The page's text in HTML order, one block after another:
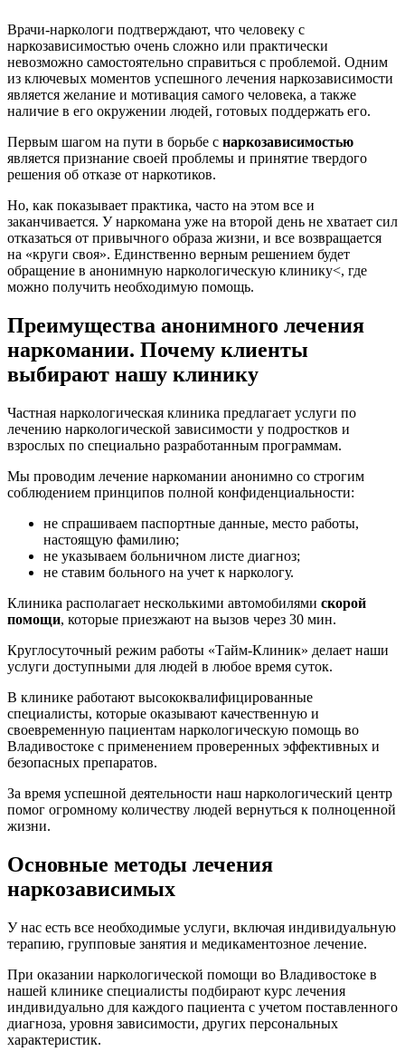
Врачи-наркологи подтверждают, что человеку с
наркозависимостью очень сложно или практически
невозможно самостоятельно справиться с проблемой. Одним
из ключевых моментов успешного лечения наркозависимости
является желание и мотивация самого человека, а также
наличие в его окружении людей, готовых поддержать его.
Первым шагом на пути в борьбе с наркозависимостью
является признание своей проблемы и принятие твердого
решения об отказе от наркотиков.
Но, как показывает практика, часто на этом все и
заканчивается. У наркомана уже на второй день не хватает сил
отказаться от привычного образа жизни, и все возвращается
на «круги своя». Единственно верным решением будет
обращение в анонимную наркологическую клинику<, где
можно получить необходимую помощь.
Преимущества анонимного лечения
наркомании. Почему клиенты
выбирают нашу клинику
Частная наркологическая клиника предлагает услуги по
лечению наркологической зависимости у подростков и
взрослых по специально разработанным программам.
Мы проводим лечение наркомании анонимно со строгим
соблюдением принципов полной конфиденциальности:
не спрашиваем паспортные данные, место работы,
настоящую фамилию;
не указываем больничном листе диагноз;
не ставим больного на учет к наркологу.
Клиника располагает несколькими автомобилями скорой
помощи, которые приезжают на вызов через 30 мин.
Круглосуточный режим работы «Тайм-Клиник» делает наши
услуги доступными для людей в любое время суток.
В клинике работают высококвалифицированные
специалисты, которые оказывают качественную и
своевременную пациентам наркологическую помощь во
Владивостоке с применением проверенных эффективных и
безопасных препаратов.
За время успешной деятельности наш наркологический центр
помог огромному количеству людей вернуться к полноценной
жизни.
Основные методы лечения
наркозависимых
У нас есть все необходимые услуги, включая индивидуальную
терапию, групповые занятия и медикаментозное лечение.
При оказании наркологической помощи во Владивостоке в
нашей клинике специалисты подбирают курс лечения
индивидуально для каждого пациента с учетом поставленного
диагноза, уровня зависимости, других персональных
характеристик.